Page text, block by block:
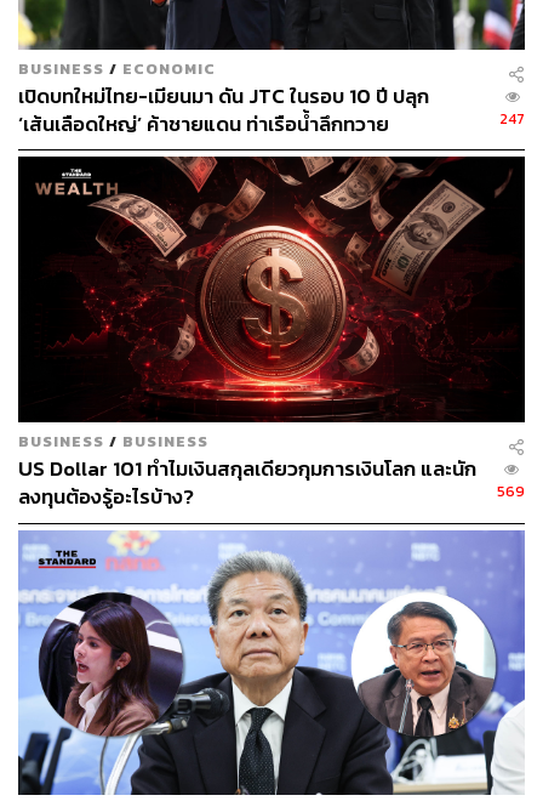
459
ABOUT THE AUTHOR
วาราดา ทองจำนงค์
Content Creator สำนักข่าว THE
STANDARD WEALTH
ABOUT THE AUTHOR
นรปิติ วัฒนผลิน
Content Creator ประจำ THE STANDARD
WEALTH
BUSINESS / ECONOMIC
เปิดบทใหม่ไทย-เมียนมา ดัน JTC ในรอบ 10 ปี ปลุก
‘เส้นเลือดใหญ่’ ค้าชายแดน ท่าเรือน้ำลึกทวาย
247
BUSINESS / BUSINESS
US Dollar 101 ทำไมเงินสกุลเดียวกุมการเงินโลก และนัก
ลงทุนต้องรู้อะไรบ้าง?
569